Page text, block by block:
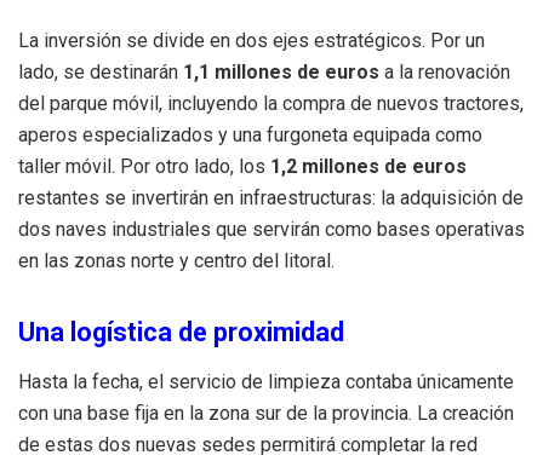
La inversión se divide en dos ejes estratégicos. Por un
lado, se destinarán 1,1 millones de euros a la renovación
del parque móvil, incluyendo la compra de nuevos tractores,
aperos especializados y una furgoneta equipada como
taller móvil. Por otro lado, los 1,2 millones de euros
restantes se invertirán en infraestructuras: la adquisición de
dos naves industriales que servirán como bases operativas
en las zonas norte y centro del litoral.
Una logística de proximidad
Hasta la fecha, el servicio de limpieza contaba únicamente
con una base fija en la zona sur de la provincia. La creación
de estas dos nuevas sedes permitirá completar la red